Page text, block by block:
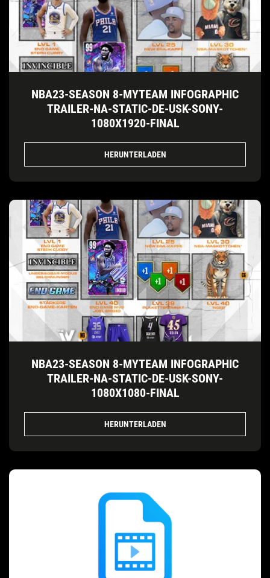
NBA23-SEASON 8-MYTEAM INFOGRAPHIC
TRAILER-NA-STATIC-DE-USK-SONY-
1080X1920-FINAL
HERUNTERLADEN
NBA23-SEASON 8-MYTEAM INFOGRAPHIC
TRAILER-NA-STATIC-DE-USK-SONY-
1080X1080-FINAL
HERUNTERLADEN